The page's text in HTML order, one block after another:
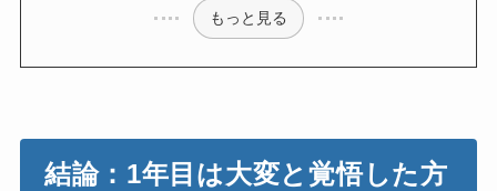
もっと見る
結論：1年目は大変と覚悟した方